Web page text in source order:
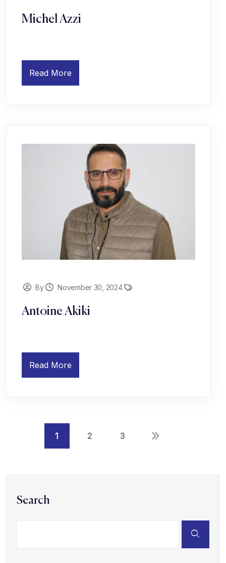
Michel Azzi
Read More
By November 30, 2024
Antoine Akiki
Read More
1 2 3
Search